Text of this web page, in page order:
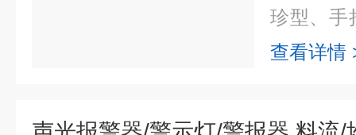
珍型、手
传感器和
查看详情